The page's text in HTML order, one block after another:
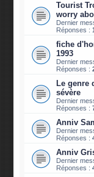
Tourist
worry
Dernier
Réponses :
fiche
1993
Dernier
Réponses :
Le genre
sévère
Dernier
Réponses :
Anniv
Dernier
Réponses :
Anniv
Dernier
Réponses :